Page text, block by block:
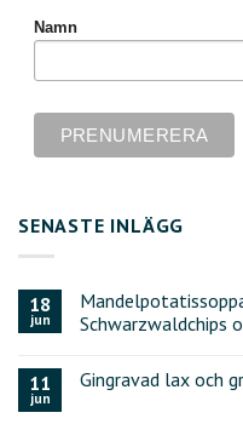
Namn
SENASTE INLÄGG
18
jun
Schwarzwaldchips
11
jun
Gingravad lax och